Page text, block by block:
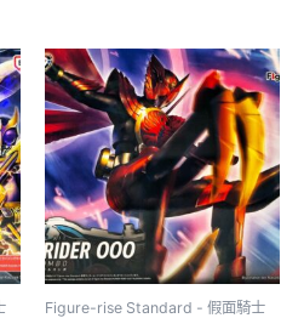
Figure-rise Standard - 假面騎士